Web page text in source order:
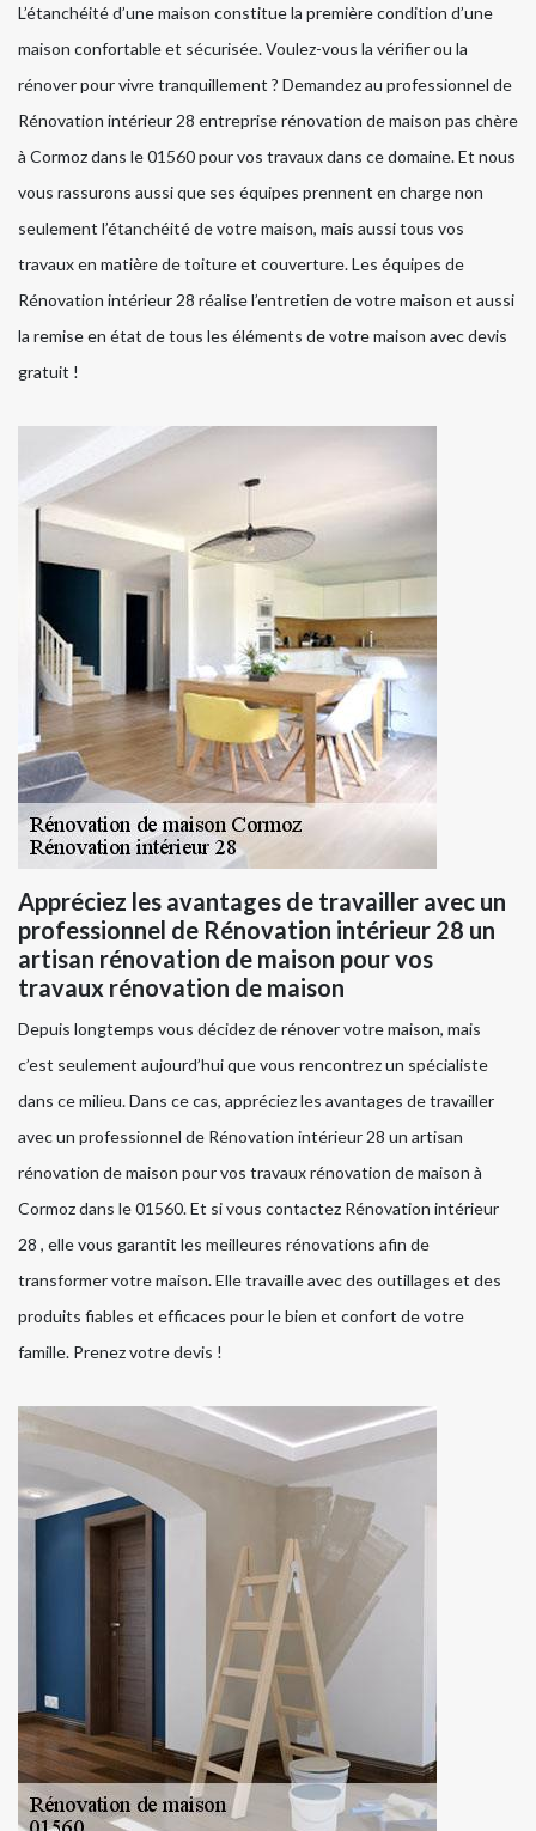
L’étanchéité d’une maison constitue la première condition d’une
maison confortable et sécurisée. Voulez-vous la vérifier ou la
rénover pour vivre tranquillement ? Demandez au professionnel de
Rénovation intérieur 28 entreprise rénovation de maison pas chère
à Cormoz dans le 01560 pour vos travaux dans ce domaine. Et nous
vous rassurons aussi que ses équipes prennent en charge non
seulement l’étanchéité de votre maison, mais aussi tous vos
travaux en matière de toiture et couverture. Les équipes de
Rénovation intérieur 28 réalise l’entretien de votre maison et aussi
la remise en état de tous les éléments de votre maison avec devis
gratuit !
Appréciez les avantages de travailler avec un
professionnel de Rénovation intérieur 28 un
artisan rénovation de maison pour vos
travaux rénovation de maison
Depuis longtemps vous décidez de rénover votre maison, mais
c’est seulement aujourd’hui que vous rencontrez un spécialiste
dans ce milieu. Dans ce cas, appréciez les avantages de travailler
avec un professionnel de Rénovation intérieur 28 un artisan
rénovation de maison pour vos travaux rénovation de maison à
Cormoz dans le 01560. Et si vous contactez Rénovation intérieur
28 , elle vous garantit les meilleures rénovations afin de
transformer votre maison. Elle travaille avec des outillages et des
produits fiables et efficaces pour le bien et confort de votre
famille. Prenez votre devis !